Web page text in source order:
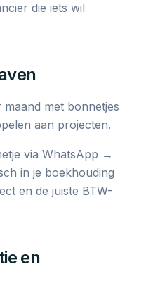
die iets wil
met bonnetjes
aan projecten.
via WhatsApp →
in je boekhouding
en de juiste BTW-
en